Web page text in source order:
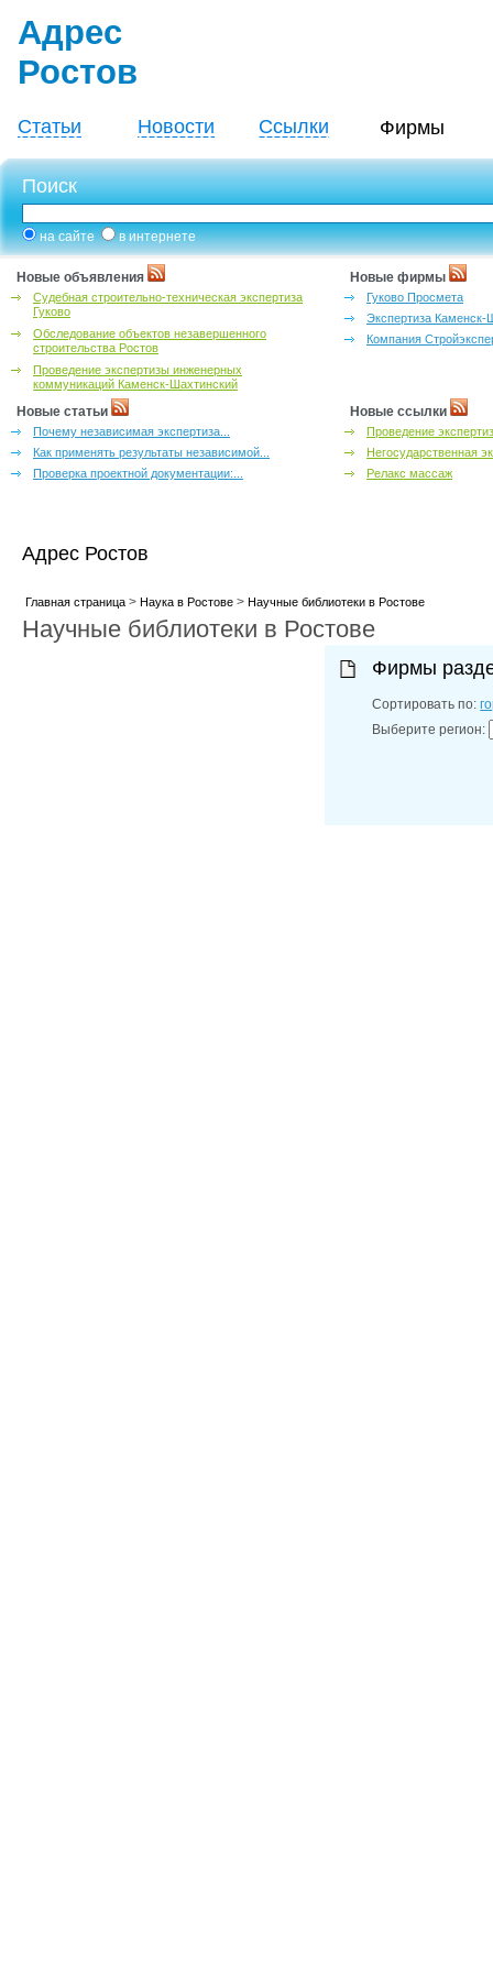
Адрес
Ростов
Статьи Новости Ссылки Фирмы
Поиск
на сайте в интернете
Новые объявления
Судебная строительно-техническая экспертиза
Гуково
Обследование объектов незавершенного
строительства Ростов
Проведение экспертизы инженерных
коммуникаций Каменск-Шахтинский
Новые фирмы
Гуково Просмета
Экспертиза Каменск-
Компания
Новые статьи
Почему независимая экспертиза...
Как применять результаты независимой...
Проверка проектной документации:...
Новые ссылки
Проведение
Негосударственная
Релакс массаж
Адрес Ростов
Главная страница> Наука в Ростове> Научные библиотеки в Ростове
Научные библиотеки в Ростове
Фирмы
Сортировать по:
Выберите регион: